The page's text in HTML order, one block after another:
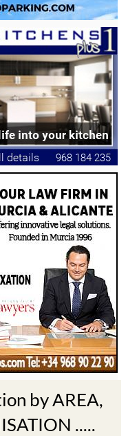
by AREA,
.....